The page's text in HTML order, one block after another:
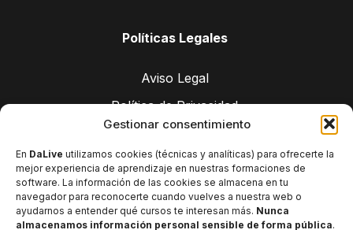
Gestionar consentimiento
En DaLive utilizamos cookies (técnicas y analíticas) para ofrecerte la
mejor experiencia de aprendizaje en nuestras formaciones de
software. La información de las cookies se almacena en tu
navegador para reconocerte cuando vuelves a nuestra web o
ayudarnos a entender qué cursos te interesan más. Nunca
almacenamos información personal sensible de forma pública.
Políticas Legales
Aviso Legal
Política de Privacidad
Política de cookies (UE)
Términos y Condiciones de Uso
Descargo de Responsabilidad
Política de Reembolso y Devoluciones